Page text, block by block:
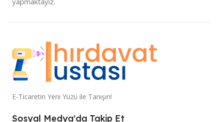
E-Ticaretin Yeni Yüzü ile Tanışın!
Sosyal Medya'da Takip Et